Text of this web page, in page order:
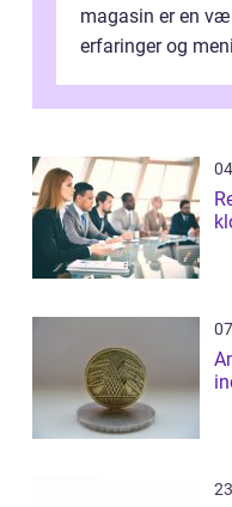
magasin er en
erfaringer og